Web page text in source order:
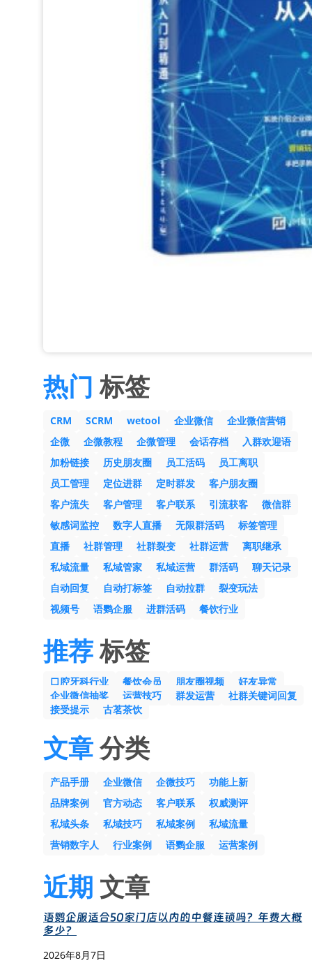
热门 标签
CRM SCRM wetool 企业微信
企业微信营销
企微
企微教程 企微管理 会话存档
入群欢迎语
加粉链接
历史朋友圈 员工活码
员工离职
员工管理
定位进群 定时群发
客户朋友圈
客户流失
客户管理 客户联系 引流获客
微信群
敏感词监控
数字人直播 无限群活码
标签管理
直播
社群管理 社群裂变 社群运营
离职继承
私域流量
私域管家 私域运营 群活码
聊天记录
自动回复
自动打标签 自动拉群
裂变玩法
视频号
语鹦企服 进群活码 餐饮行业
推荐标签
口腔牙科行业 餐饮会员 朋友圈视频
好友异常
企业微信抽奖
运营技巧 群发运营
社群关键词回复
接受提示
古茗茶饮
文章分类
产品手册 企业微信 企微技巧
功能上新
品牌案例
官方动态 客户联系
权威测评
私域头条
私域技巧 私域案例
私域流量
营销数字人
行业案例 语鹦企服 运营案例
近期 文章
语鹦企服适合50家门店以内的中餐连锁吗？年费大概
多少？
2026年8月7日